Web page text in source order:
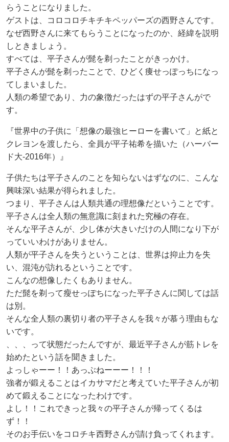
らうことになりました。
ゲストは、コロコロチキチキペッパーズの西野さんです。
なぜ西野さんに来てもらうことになったのか、経緯を説明
しときましょう。
すべては、平子さんが髭を剃ったことがきっかけ。
平子さんが髭を剃ったことで、ひどく痩せっぽっちになっ
てしまいました。
人類の希望であり、力の象徴だったはずの平子さんがで
す。
『世界中の子供に「想像の最強ヒーローを書いて」と紙と
クレヨンを渡したら、全員が平子祐希を描いた（ハーバー
ド大-2016年）』
子供たちは平子さんのことを知らないはずなのに、こんな
興味深い結果が得られました。
つまり、平子さんは人類共通の理想像だということです。
平子さんは全人類の無意識に刻まれた究極の存在。
そんな平子さんが、少し体が大きいだけの人間になり下が
っていいわけがありません。
人類が平子さんを失うということは、世界は抑止力を失
い、混沌が訪れるということです。
こんなの想像したくもありません。
ただ髭を剃って瘦せっぽちになった平子さんに関しては話
は別。
そんな全人類の裏切り者の平子さんを我々が慕う理由もな
いです。
、、、って状態だったんですが、最近平子さんが筋トレを
始めたという話を聞きました。
よっしゃーー！！あっぶねーーー！！！
強者が鍛えることはイカサマだと考えていた平子さんが初
めて鍛えることになったわけです。
よし！！これできっと我々の平子さんが帰ってくるは
ず！！
そのお手伝いをコロチキ西野さんが請け負ってくれます。